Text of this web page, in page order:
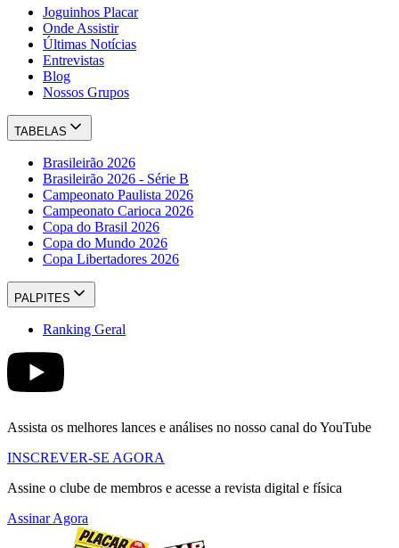
Joguinhos Placar
Onde Assistir
Últimas Notícias
Entrevistas
Blog
Nossos Grupos
TABELAS
Brasileirão 2026
Brasileirão 2026 - Série B
Campeonato Paulista 2026
Campeonato Carioca 2026
Copa do Brasil 2026
Copa do Mundo 2026
Copa Libertadores 2026
PALPITES
Ranking Geral
Assista os melhores lances e análises no nosso canal do YouTube
INSCREVER-SE AGORA
Assine o clube de membros e acesse a revista digital e física
Assinar Agora